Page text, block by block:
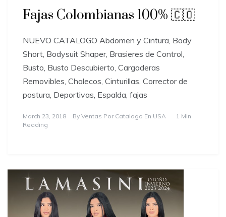
Fajas Colombianas 100% 🇨🇴
NUEVO CATALOGO Abdomen y Cintura, Body
Short, Bodysuit Shaper, Brasieres de Control,
Busto, Busto Descubierto, Cargaderas
Removibles, Chalecos, Cinturillas, Corrector de
postura, Deportivas, Espalda, fajas
March 23, 2018 By Ventas Por Catalogo En USA
1 Min
Reading